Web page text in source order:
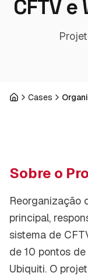
CFTV
Início Cases
Sobre o
Reorganização
principal,
sistema de
de 10 pontos
Ubiquiti. O